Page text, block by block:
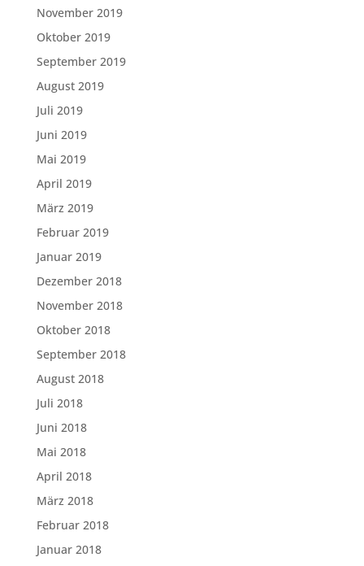
November 2019
Oktober 2019
September 2019
August 2019
Juli 2019
Juni 2019
Mai 2019
April 2019
März 2019
Februar 2019
Januar 2019
Dezember 2018
November 2018
Oktober 2018
September 2018
August 2018
Juli 2018
Juni 2018
Mai 2018
April 2018
März 2018
Februar 2018
Januar 2018